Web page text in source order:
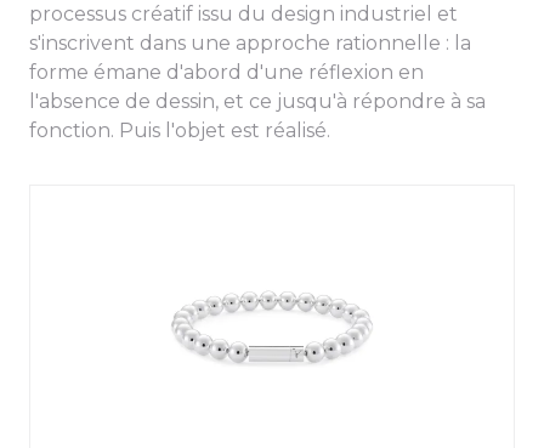
processus créatif issu du design industriel et
s'inscrivent dans une approche rationnelle : la
forme émane d'abord d'une réflexion en
l'absence de dessin, et ce jusqu'à répondre à sa
fonction. Puis l'objet est réalisé.